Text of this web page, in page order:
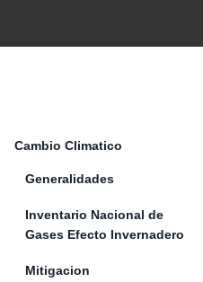
Cambio Climatico
Generalidades
Inventario Nacional de
Gases Efecto Invernadero
Mitigacion